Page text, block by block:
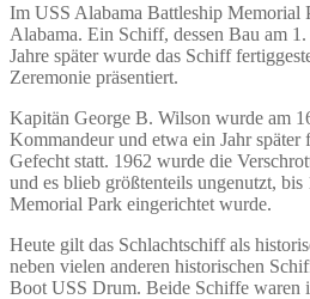
Im USS Alabama Battleship Memorial
Alabama. Ein Schiff, dessen Bau am
Jahre später wurde das Schiff
Zeremonie präsentiert.
Kapitän George B. Wilson wurde am
Kommandeur und etwa ein Jahr später
Gefecht statt. 1962 wurde die
und es blieb größtenteils ungenutzt,
Memorial Park eingerichtet wurde.
Heute gilt das Schlachtschiff als
neben vielen anderen historischen
Boot USS Drum. Beide Schiffe waren